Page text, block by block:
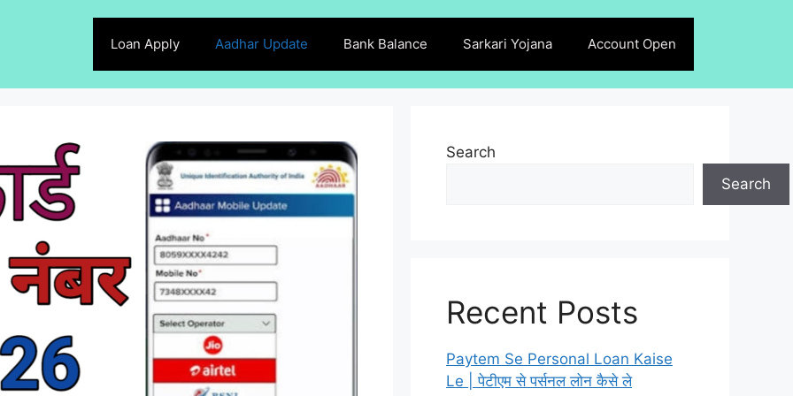
Loan Apply Aadhar Update Bank Balance Sarkari Yojana Account Open
Search
Search
Recent Posts
Paytem Se Personal Loan Kaise
Le | पेटीएम से पर्सनल लोन कैसे ले